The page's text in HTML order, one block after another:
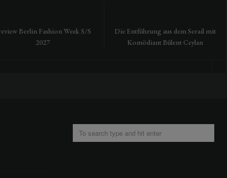
Berlin Fashion Week S/S
2027
Die Entführung aus dem Serail mit
Komödiant Bülent Ceylan